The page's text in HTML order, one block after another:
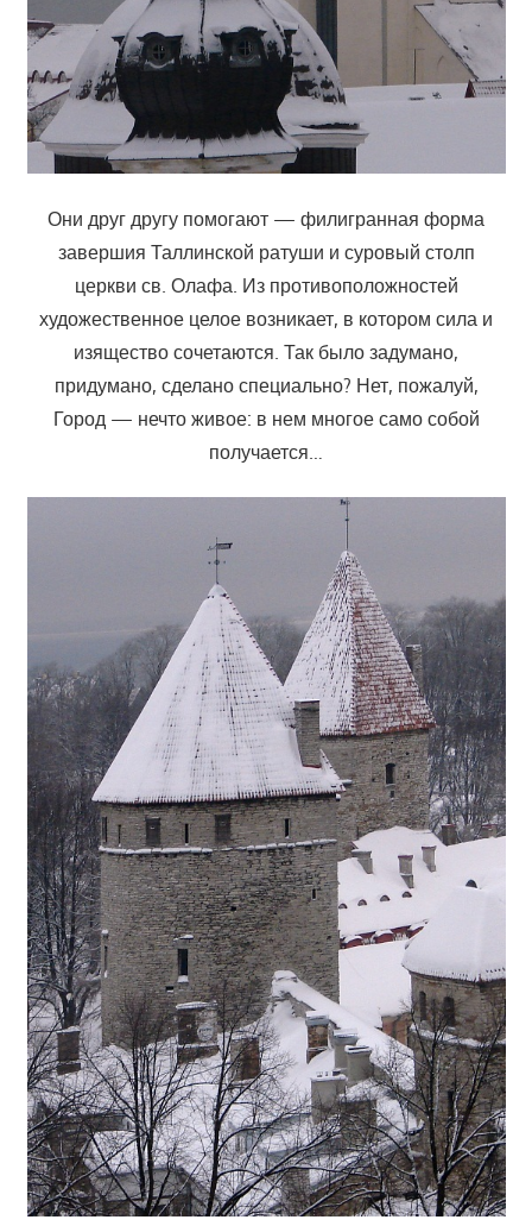
Они друг другу помогают — филигранная форма
завершия Таллинской ратуши и суровый столп
церкви св. Олафа. Из противоположностей
художественное целое возникает, в котором сила и
изящество сочетаются. Так было задумано,
придумано, сделано специально? Нет, пожалуй,
Город — нечто живое: в нем многое само собой
получается…